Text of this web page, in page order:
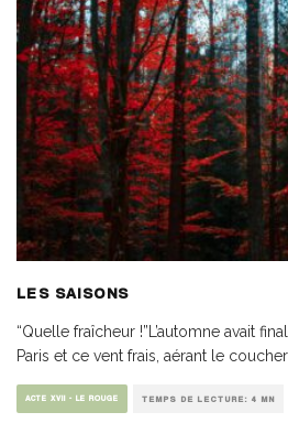
LES SAISONS
“Quelle fraîcheur !”L’automne avait
Paris et ce vent frais, aérant le
ACTE XVII - LE ROUGE TEMPS DE LECTURE: 4 MN